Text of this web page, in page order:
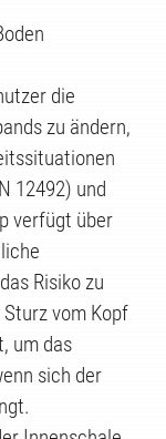
die
zu ändern,
12492) und
verfügt über
Risiko zu
vom Kopf
um das
sich der